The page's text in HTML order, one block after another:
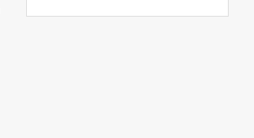
Equipamento de